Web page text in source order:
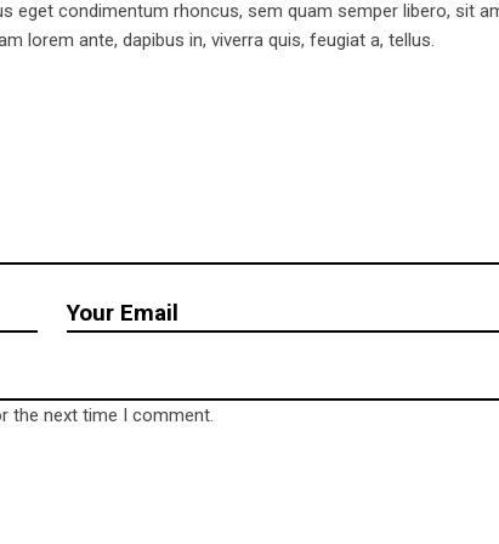
eget condimentum rhoncus, sem quam semper libero, sit
lorem ante, dapibus in, viverra quis, feugiat a, tellus.
the next time I comment.
OT Rosow
04
Impressum